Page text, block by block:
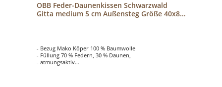
OBB Feder-Daunenkissen Schwarzwald
Gitta medium 5 cm Außensteg Größe 40x80
- Bezug Mako Köper 100 % Baumwolle
- Füllung 70 % Federn, 30 % Daunen,
- atmungsaktiv